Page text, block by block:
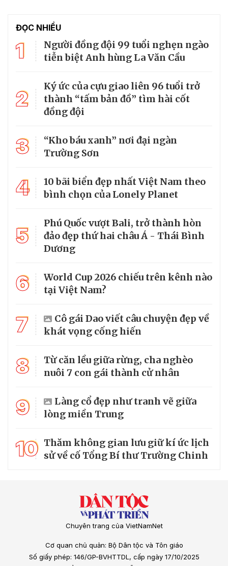
ĐỌC NHIỀU
1
Người đồng đội 99 tuổi nghẹn ngào
tiễn biệt Anh hùng La Văn Cầu
2
Ký ức của cựu giao liên 96 tuổi trở
thành “tấm bản đồ” tìm hài cốt
đồng đội
3
“Kho báu xanh” nơi đại ngàn
Trường Sơn
4
10 bãi biển đẹp nhất Việt Nam theo
bình chọn của Lonely Planet
5
Phú Quốc vượt Bali, trở thành hòn
đảo đẹp thứ hai châu Á - Thái Bình
Dương
6
World Cup 2026 chiếu trên kênh nào
tại Việt Nam?
7
Cô gái Dao viết câu chuyện đẹp về
khát vọng cống hiến
8
Từ căn lều giữa rừng, cha nghèo
nuôi 7 con gái thành cử nhân
9
Làng cổ đẹp như tranh vẽ giữa
lòng miền Trung
10 Thăm không gian lưu giữ kí ức lịch
sử về cố Tổng Bí thư Trường Chinh
Chuyên trang của VietNamNet
Cơ quan chủ quản: Bộ Dân tộc và Tôn giáo
Số giấy phép: 146/GP-BVHTTDL, cấp ngày 17/10/2025